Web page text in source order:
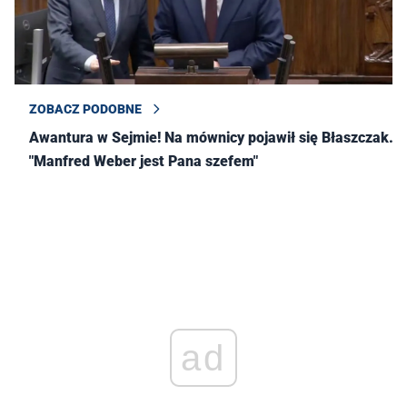
ZOBACZ PODOBNE
Awantura w Sejmie! Na mównicy pojawił się Błaszczak.
"Manfred Weber jest Pana szefem"
ad